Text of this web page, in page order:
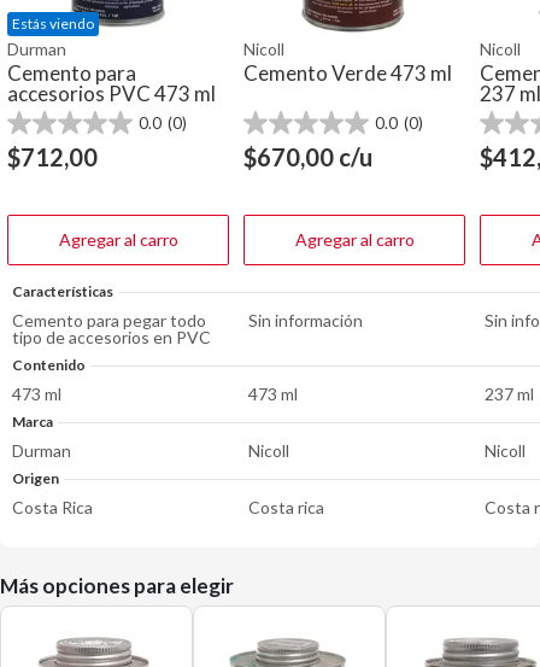
Estás viendo
Durman
Cemento para
accesorios PVC 473 ml
0.0 (0)
0.0
de
5
$712,00
Agregar al carro
Nicoll
Cemento Verde 473 ml
0.0 (0)
0.0
de
5
$670,00 c/u
Agregar al carro
Nicoll
237
0.0
de
5
$
Características
Cemento para pegar todo
tipo de accesorios en PVC
Sin información Sin
Contenido
473 ml 473 ml 237 ml
Marca
Durman Nicoll Nicoll
Origen
Costa Rica Costa rica Costa
Más opciones para elegir